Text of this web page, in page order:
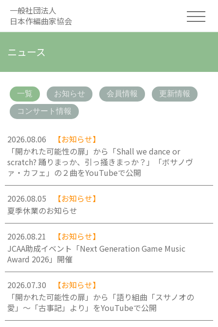
一般社団法人
日本作編曲家協会
ニュース
一覧 お知らせ 会員情報 更新情報
コンサート情報
2026.08.06
【お知らせ】
「開かれた可能性の扉」から「Shall we dance or
scratch? 踊りまっか、引っ掻きまっか？」「ボサノヴ
ァ・カフェ」の２曲をYouTubeで公開
2026.08.05
【お知らせ】
夏季休業のお知らせ
2026.08.21
【お知らせ】
JCAA助成イベント「Next Generation Game Music
Award 2026」開催
2026.07.30
【お知らせ】
「開かれた可能性の扉」から「語り組曲「スサノオの
愛」～「古事記」より」をYouTubeで公開